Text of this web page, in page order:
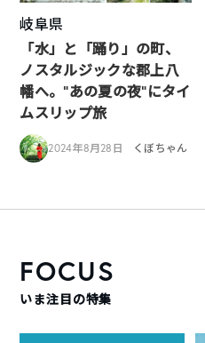
岐阜県
「水」と「踊り」の町、
ノスタルジックな郡上八
幡へ。“あの夏の夜”にタイ
ムスリップ旅
2024年8月28日 くぼちゃん
FOCUS
いま注目の特集